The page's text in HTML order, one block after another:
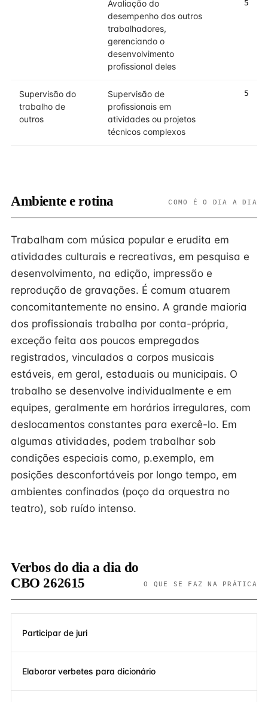
Avaliação do
desempenho dos outros
trabalhadores,
gerenciando o
desenvolvimento
profissional deles
5
Supervisão do
trabalho de
outros
Supervisão de
profissionais em
atividades ou projetos
técnicos complexos
5
Ambiente e rotina COMO É O DIA A DIA
Trabalham com música popular e erudita em
atividades culturais e recreativas, em pesquisa e
desenvolvimento, na edição, impressão e
reprodução de gravações. É comum atuarem
concomitantemente no ensino. A grande maioria
dos profissionais trabalha por conta-própria,
exceção feita aos poucos empregados
registrados, vinculados a corpos musicais
estáveis, em geral, estaduais ou municipais. O
trabalho se desenvolve individualmente e em
equipes, geralmente em horários irregulares, com
deslocamentos constantes para exercê-lo. Em
algumas atividades, podem trabalhar sob
condições especiais como, p.exemplo, em
posições desconfortáveis por longo tempo, em
ambientes confinados (poço da orquestra no
teatro), sob ruído intenso.
Verbos do dia a dia do
CBO 262615
O QUE SE FAZ NA PRÁTICA
Participar de juri
Elaborar verbetes para dicionário